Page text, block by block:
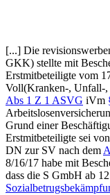
[...] Die
GKK) stellte mit
Erstmitbeteiligte vom
Voll(Kranken-, Unfall-,
Abs 1 Z 1 ASVG iVm
Grund einer
Erstmitbeteiligte sei
DN zur SV nach dem
8/16/17 habe mit
dass die S GmbH ab